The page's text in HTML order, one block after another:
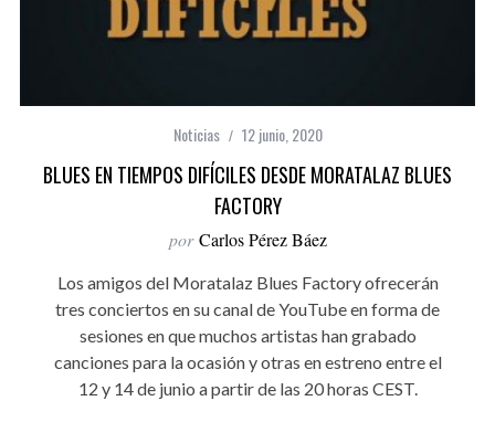
Noticias 12 junio, 2020
BLUES EN TIEMPOS DIFÍCILES DESDE MORATALAZ BLUES
FACTORY
por Carlos Pérez Báez
Los amigos del Moratalaz Blues Factory ofrecerán
tres conciertos en su canal de YouTube en forma de
sesiones en que muchos artistas han grabado
canciones para la ocasión y otras en estreno entre el
12 y 14 de junio a partir de las 20 horas CEST.